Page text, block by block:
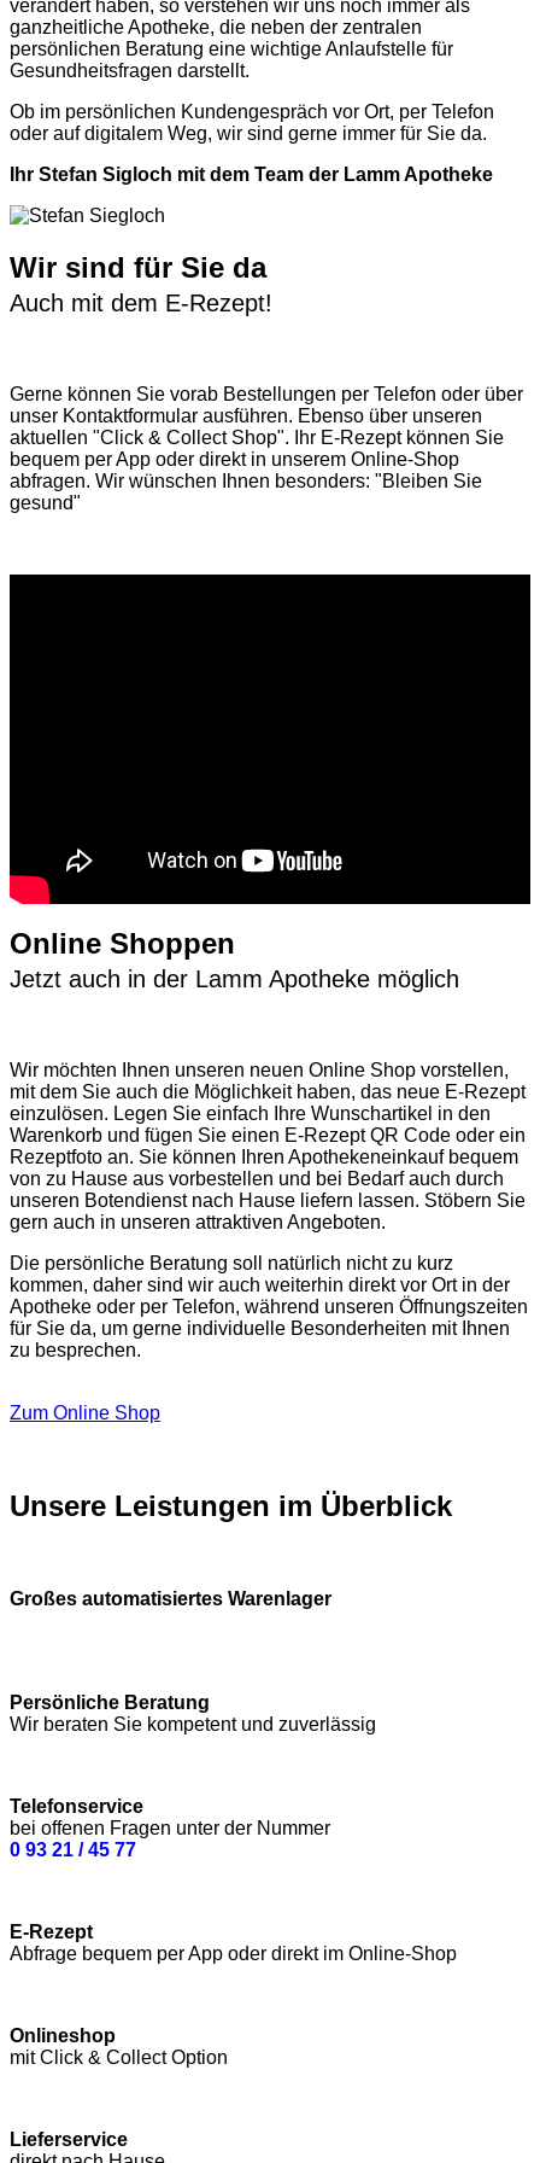
verändert haben, so verstehen wir uns noch immer als
ganzheitliche Apotheke, die neben der zentralen
persönlichen Beratung eine wichtige Anlaufstelle für
Gesundheitsfragen darstellt.
Ob im persönlichen Kundengespräch vor Ort, per Telefon
oder auf digitalem Weg, wir sind gerne immer für Sie da.
Ihr Stefan Sigloch mit dem Team der Lamm Apotheke
Wir sind für Sie da
Auch mit dem E-Rezept!
Gerne können Sie vorab Bestellungen per Telefon oder über
unser Kontaktformular ausführen. Ebenso über unseren
aktuellen "Click & Collect Shop". Ihr E-Rezept können Sie
bequem per App oder direkt in unserem Online-Shop
abfragen. Wir wünschen Ihnen besonders: "Bleiben Sie
gesund"
Online Shoppen
Jetzt auch in der Lamm Apotheke möglich
Wir möchten Ihnen unseren neuen Online Shop vorstellen,
mit dem Sie auch die Möglichkeit haben, das neue E-Rezept
einzulösen. Legen Sie einfach Ihre Wunschartikel in den
Warenkorb und fügen Sie einen E-Rezept QR Code oder ein
Rezeptfoto an. Sie können Ihren Apothekeneinkauf bequem
von zu Hause aus vorbestellen und bei Bedarf auch durch
unseren Botendienst nach Hause liefern lassen. Stöbern Sie
gern auch in unseren attraktiven Angeboten.
Die persönliche Beratung soll natürlich nicht zu kurz
kommen, daher sind wir auch weiterhin direkt vor Ort in der
Apotheke oder per Telefon, während unseren Öffnungszeiten
für Sie da, um gerne individuelle Besonderheiten mit Ihnen
zu besprechen.
Zum Online Shop
Unsere Leistungen im Überblick
Großes automatisiertes Warenlager
Persönliche Beratung
Wir beraten Sie kompetent und zuverlässig
Telefonservice
bei offenen Fragen unter der Nummer
0 93 21 / 45 77
E-Rezept
Abfrage bequem per App oder direkt im Online-Shop
Onlineshop
mit Click & Collect Option
Lieferservice